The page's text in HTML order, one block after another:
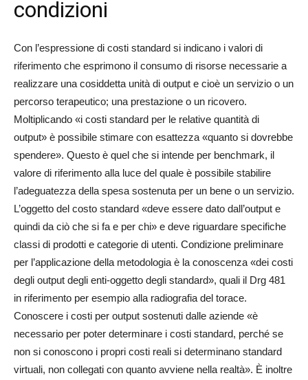
condizioni
Con l’espressione di costi standard si indicano i valori di
riferimento che esprimono il consumo di risorse necessarie a
realizzare una cosiddetta unità di output e cioè un servizio o un
percorso terapeutico; una prestazione o un ricovero.
Moltiplicando «i costi standard per le relative quantità di
output» è possibile stimare con esattezza «quanto si dovrebbe
spendere». Questo è quel che si intende per benchmark, il
valore di riferimento alla luce del quale è possibile stabilire
l’adeguatezza della spesa sostenuta per un bene o un servizio.
L’oggetto del costo standard «deve essere dato dall’output e
quindi da ciò che si fa e per chi» e deve riguardare specifiche
classi di prodotti e categorie di utenti. Condizione preliminare
per l’applicazione della metodologia è la conoscenza «dei costi
degli output degli enti-oggetto degli standard», quali il Drg 481
in riferimento per esempio alla radiografia del torace.
Conoscere i costi per output sostenuti dalle aziende «è
necessario per poter determinare i costi standard, perché se
non si conoscono i propri costi reali si determinano standard
virtuali, non collegati con quanto avviene nella realtà». È inoltre